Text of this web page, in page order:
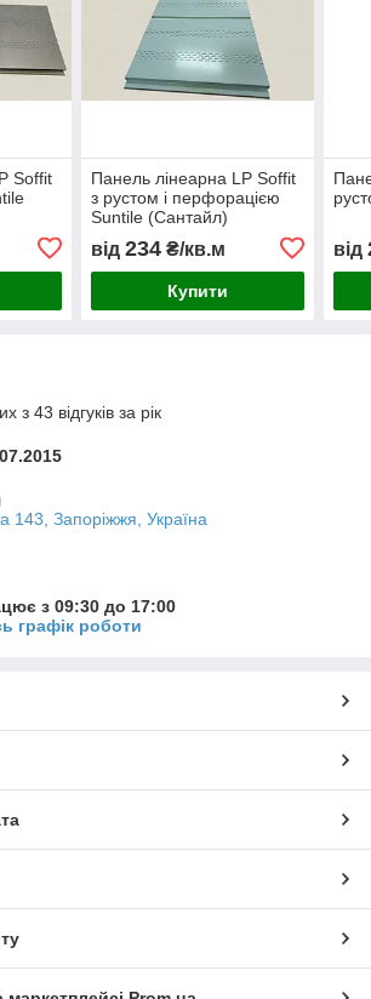
Soffit
Панель лінеарна LP Soffit
з рустом і перфорацією
Suntile (Сантайл)
від 234₴/кв.м
Купити
від
з 43 відгуків за рік
143, Запоріжжя, Україна
з 09:30 до 17:00
графік роботи